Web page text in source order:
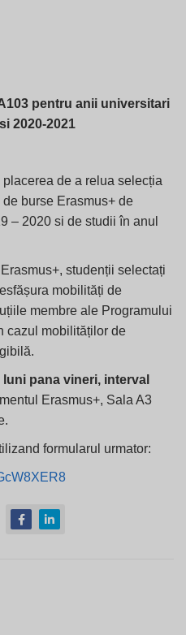
pentru anii universitari
2020-2021
placerea de a relua selecția
burse Erasmus+ de
– 2020 si de studii în anul
studenții selectați
mobilități de
membre ale Programului
cazul mobilităților de
luni pana vineri, interval
Erasmus+, Sala A3
formularul urmator: